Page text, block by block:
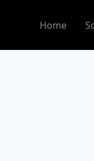
Home